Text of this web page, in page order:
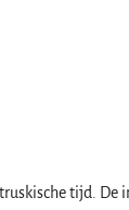
tijd.